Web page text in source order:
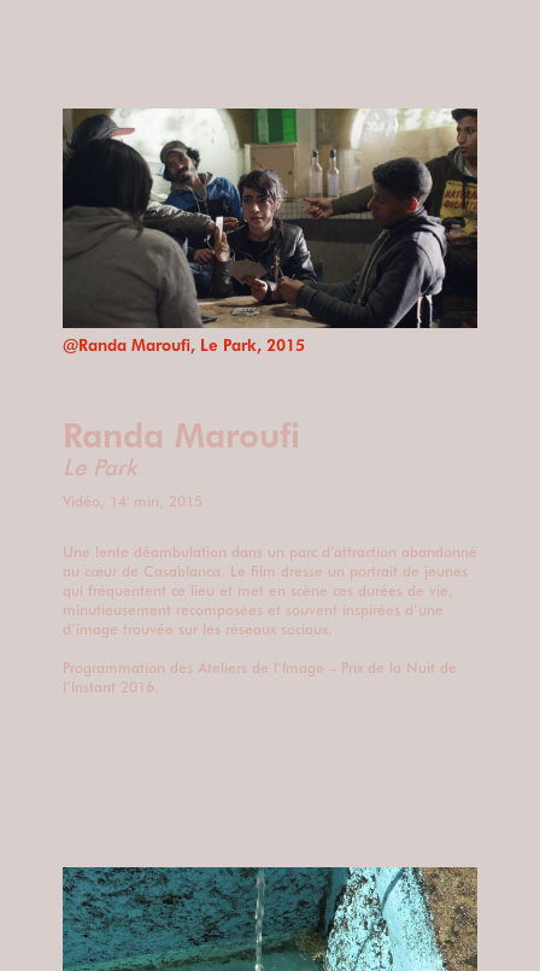
@Randa Maroufi, Le Park, 2015
Randa Maroufi
Le Park
Vidéo, 14' min, 2015
Une lente déambulation dans un parc d’attraction abandonné
au cœur de Casablanca. Le film dresse un portrait de jeunes
qui fréquentent ce lieu et met en scène ces durées de vie,
minutieusement recomposées et souvent inspirées d’une
d’image trouvée sur les réseaux sociaux.
Programmation des Ateliers de l’Image – Prix de la Nuit de
l’Instant 2016.